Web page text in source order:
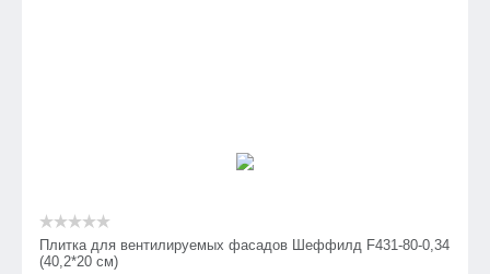
Плитка для вентилируемых фасадов Шеффилд F431-80-0,34
(40,2*20 см)